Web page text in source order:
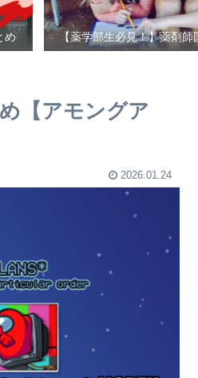
め 【薬学部生必見！】薬剤
【アモングア
2026.01.24